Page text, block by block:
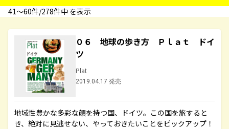
41〜60件/278件中 を表示
０６ 地球の歩き方 Ｐｌａｔ ドイ
ツ
Plat
2019.04.17 発売
地域性豊かな多彩な顔を持つ国、ドイツ。この国を旅すると
き、絶対に見逃せない、やっておきたいことをピックアップ！